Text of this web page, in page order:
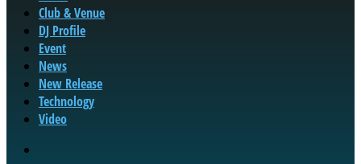
Club & Venue
DJ Profile
Event
News
New Release
Technology
Video